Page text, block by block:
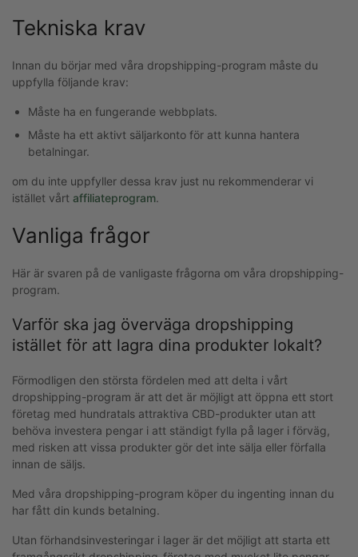
Tekniska krav
Innan du börjar med våra dropshipping-program måste du
uppfylla följande krav:
Måste ha en fungerande webbplats.
Måste ha ett aktivt säljarkonto för att kunna hantera
betalningar.
om du inte uppfyller dessa krav just nu rekommenderar vi
istället vårt affiliateprogram.
Vanliga frågor
Här är svaren på de vanligaste frågorna om våra dropshipping-
program.
Varför ska jag överväga dropshipping
istället för att lagra dina produkter lokalt?
Förmodligen den största fördelen med att delta i vårt
dropshipping-program är att det är möjligt att öppna ett stort
företag med hundratals attraktiva CBD-produkter utan att
behöva investera pengar i att ständigt fylla på lager i förväg,
med risken att vissa produkter gör det inte sälja eller förfalla
innan de säljs.
Med våra dropshipping-program köper du ingenting innan du
har fått din kunds betalning.
Utan förhandsinvesteringar i lager är det möjligt att starta ett